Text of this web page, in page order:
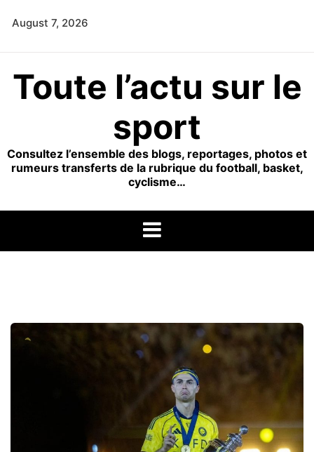
August 7, 2026
Toute l’actu sur le
sport
Consultez l’ensemble des blogs, reportages, photos et
rumeurs transferts de la rubrique du football, basket,
cyclisme…